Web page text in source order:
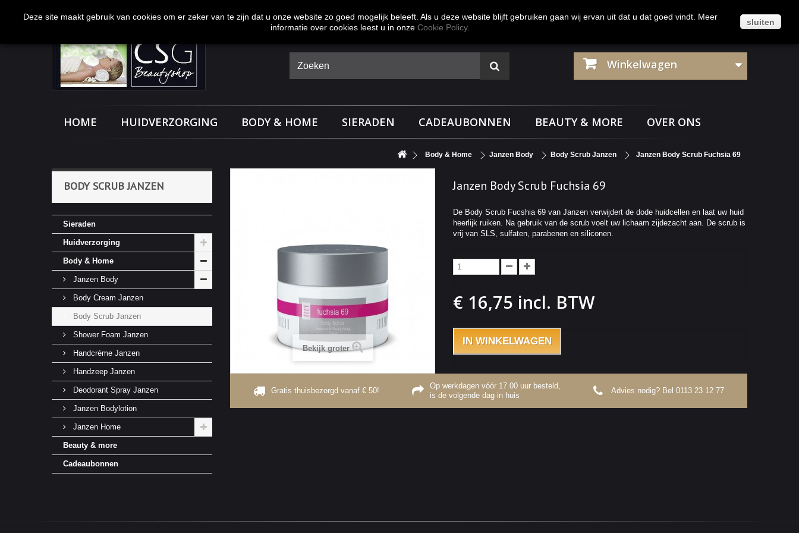
Winkelwagen
HOME HUIDVERZORGING BODY & HOME SIERADEN CADEAUBONNEN BEAUTY & MORE OVER ONS
Body & Home Janzen Body Body Scrub Janzen Janzen Body Scrub Fuchsia 69
BODY SCRUB JANZEN
Sieraden
Huidverzorging
Body & Home
Janzen Body
Body Cream Janzen
Body Scrub Janzen
Shower Foam Janzen
Handcrème Janzen
Handzeep Janzen
Deodorant Spray Janzen
Janzen Bodylotion
Janzen Home
Beauty & more
Cadeaubonnen
Bekijk groter
Janzen Body Scrub Fuchsia 69
De Body Scrub Fucshia 69 van Janzen verwijdert de dode huidcellen en laat uw huid
heerlijk ruiken. Na gebruik van de scrub voelt uw lichaam zijdezacht aan. De scrub is
vrij van SLS, sulfaten, parabenen en siliconen.
€ 16,75 incl. BTW
IN WINKELWAGEN
Gratis thuisbezorgd vanaf € 50!
Op werkdagen vóór 17.00 uur besteld,
is de volgende dag in huis
Advies nodig? Bel 0113 23 12 77
Deze site maakt gebruik van cookies om er zeker van te zijn dat u onze website zo goed mogelijk beleeft. Als u deze website blijft gebruiken gaan wij ervan uit dat u dat goed vindt. Meer
informatie over cookies leest u in onze Cookie Policy.
sluiten